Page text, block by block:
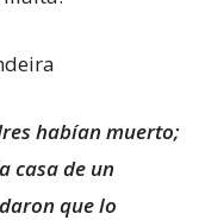
habían muerto;
casa de un
que lo